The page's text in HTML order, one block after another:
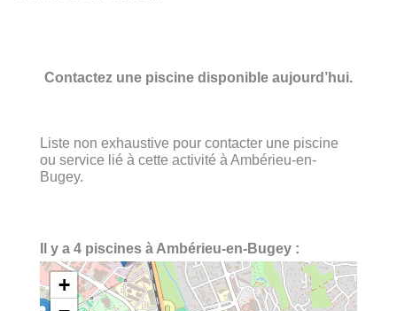
Contactez une piscine disponible aujourd’hui.
Liste non exhaustive pour contacter une piscine
ou service lié à cette activité à Ambérieu-en-
Bugey.
Il y a 4 piscines à Ambérieu-en-Bugey :
+